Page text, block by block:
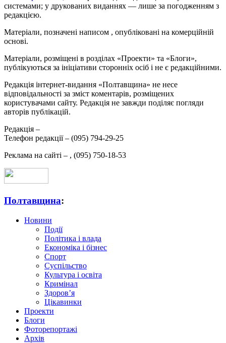
системами; у друкованих виданнях — лише за погодженням з
редакцією.
Матеріали, позначені написом , опубліковані на комерційній
основі.
Матеріали, розміщені в розділах «Проекти» та «Блоги»,
публікуються за ініціативи сторонніх осіб і не є редакційними.
Редакція інтернет-видання «Полтавщина» не несе
відповідальності за зміст коментарів, розміщених
користувачами сайту. Редакція не завжди поділяє погляди
авторів публікацій.
Редакція –
Телефон редакції – (095) 794-29-25
Реклама на сайті – , (095) 750-18-53
Полтавщина:
Новини
Події
Політика і влада
Економіка і бізнес
Спорт
Суспільство
Культура і освіта
Кримінал
Здоров’я
Цікавинки
Проекти
Блоги
Фоторепортажі
Архів